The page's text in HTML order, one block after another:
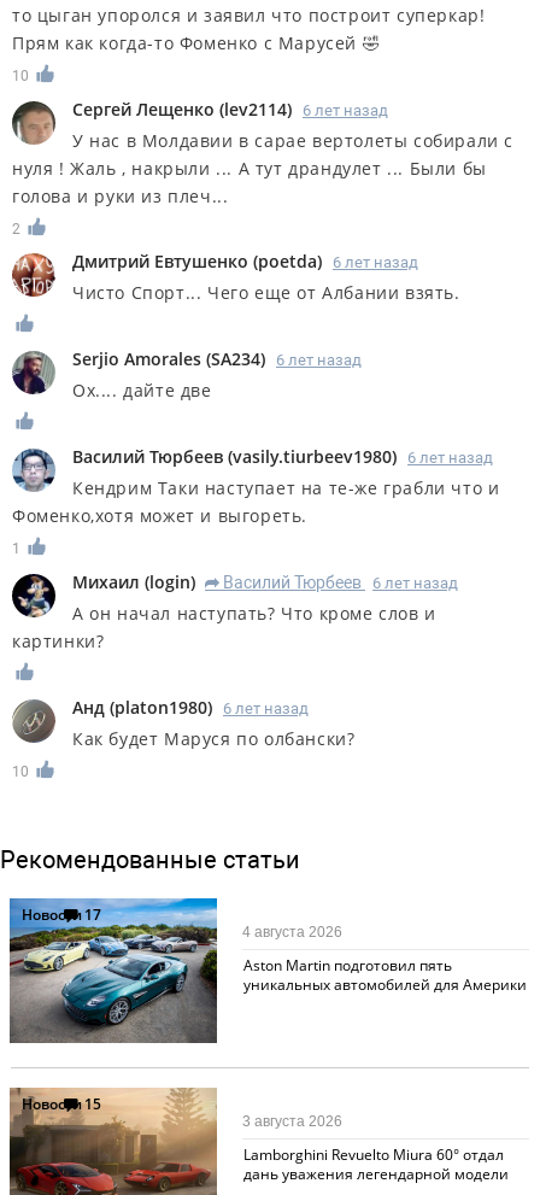
то цыган упоролся и заявил что построит суперкар!
Прям как когда-то Фоменко с Марусей 🤣
10
Сергей Лещенко (lev2114) 6 лет назад
У нас в Молдавии в сарае вертолеты собирали с
нуля ! Жаль , накрыли ... А тут драндулет ... Были бы
голова и руки из плеч...
2
Дмитрий Евтушенко (poetda) 6 лет назад
Чисто Спорт... Чего еще от Албании взять.
Serjio Amorales (SA234) 6 лет назад
Ох.... дайте две
Василий Тюрбеев (vasily.tiurbeev1980) 6 лет назад
Кендрим Таки наступает на те-же грабли что и
Фоменко,хотя может и выгореть.
1
Михаил (login) R Василий Тюрбеев 6 лет назад
А он начал наступать? Что кроме слов и
картинки?
Анд (platon1980) 6 лет назад
Как будет Маруся по олбански?
10
Рекомендованные статьи
Новости17
Aston Martin подготовил пять
уникальных автомобилей для Америки
4 августа 2026
Новости15
Lamborghini Revuelto Miura 60° отдал
дань уважения легендарной модели
3 августа 2026